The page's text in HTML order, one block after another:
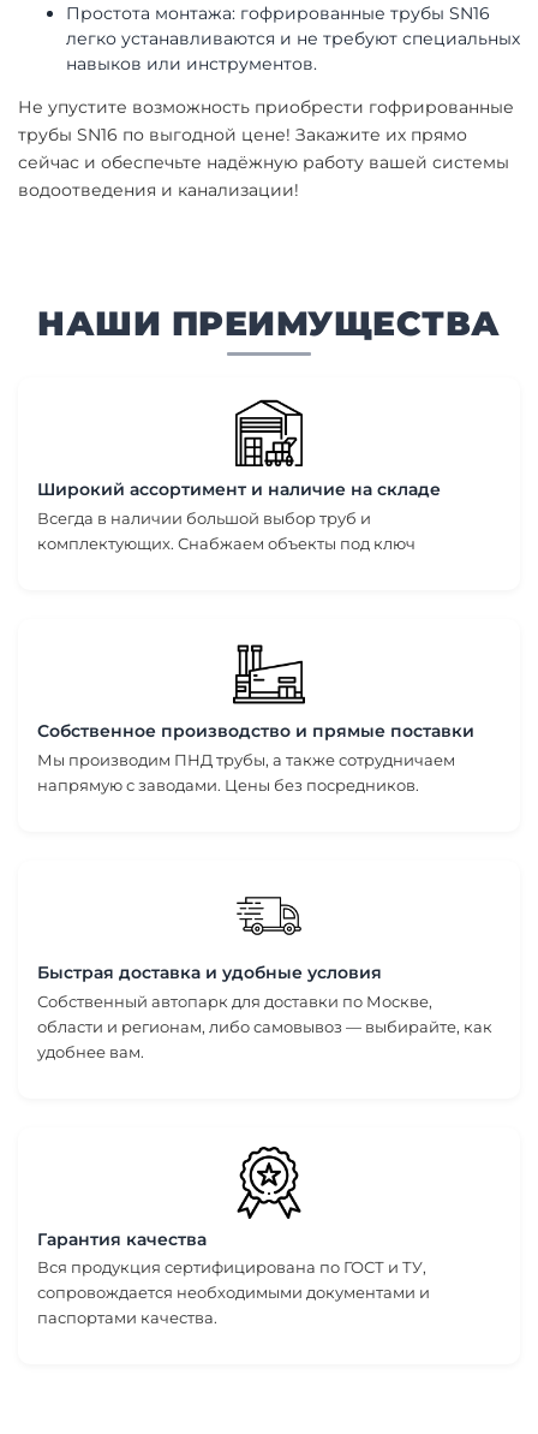
Простота монтажа: гофрированные трубы SN16
легко устанавливаются и не требуют специальных
навыков или инструментов.
Не упустите возможность приобрести гофрированные
трубы SN16 по выгодной цене! Закажите их прямо
сейчас и обеспечьте надёжную работу вашей системы
водоотведения и канализации!
НАШИ ПРЕИМУЩЕСТВА
Широкий ассортимент и наличие на складе
Всегда в наличии большой выбор труб и
комплектующих. Снабжаем объекты под ключ
Собственное производство и прямые поставки
Мы производим ПНД трубы, а также сотрудничаем
напрямую с заводами. Цены без посредников.
Быстрая доставка и удобные условия
Собственный автопарк для доставки по Москве,
области и регионам, либо самовывоз — выбирайте, как
удобнее вам.
Гарантия качества
Вся продукция сертифицирована по ГОСТ и ТУ,
сопровождается необходимыми документами и
паспортами качества.